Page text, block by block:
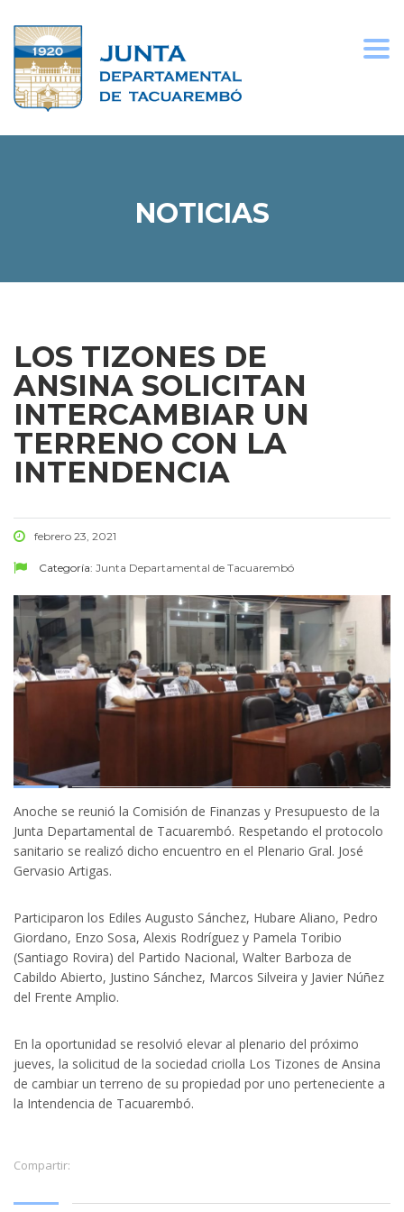
NOTICIAS
LOS TIZONES DE
ANSINA SOLICITAN
INTERCAMBIAR UN
TERRENO CON LA
INTENDENCIA
febrero 23, 2021
Categoría: Junta Departamental de Tacuarembó
Anoche se reunió la Comisión de Finanzas y Presupuesto de la
Junta Departamental de Tacuarembó. Respetando el protocolo
sanitario se realizó dicho encuentro en el Plenario Gral. José
Gervasio Artigas.
Participaron los Ediles Augusto Sánchez, Hubare Aliano, Pedro
Giordano, Enzo Sosa, Alexis Rodríguez y Pamela Toribio
(Santiago Rovira) del Partido Nacional, Walter Barboza de
Cabildo Abierto, Justino Sánchez, Marcos Silveira y Javier Núñez
del Frente Amplio.
En la oportunidad se resolvió elevar al plenario del próximo
jueves, la solicitud de la sociedad criolla Los Tizones de Ansina
de cambiar un terreno de su propiedad por uno perteneciente a
la Intendencia de Tacuarembó.
Compartir: